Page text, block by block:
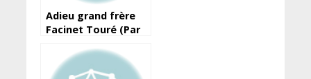
Adieu grand frère
Facinet Touré (Par
Diallo, journaliste et
écrivain)